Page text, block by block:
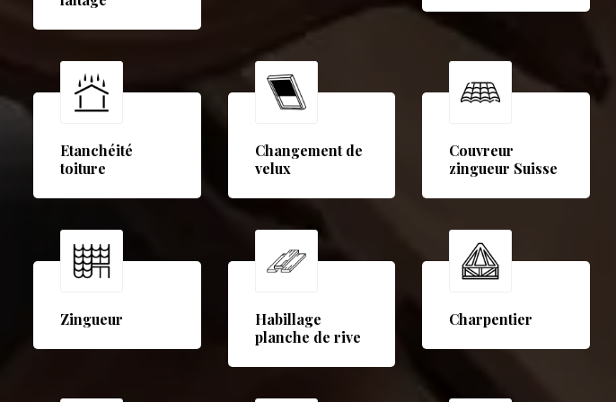
Etanchéité
toiture
Changement de
velux
Couvreur
zingueur Suisse
Zingueur
Habillage
planche de rive
Charpentier